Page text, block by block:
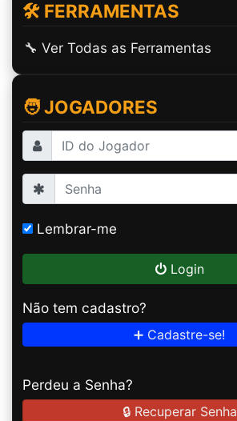
🛠️ FERRAMENTAS
🔧 Ver Todas as Ferramentas
🧑 JOGADORES
Lembrar-me
Login
Não tem cadastro?
➕ Cadastre-se!
Perdeu a Senha?
🔒 Recuperar Senha